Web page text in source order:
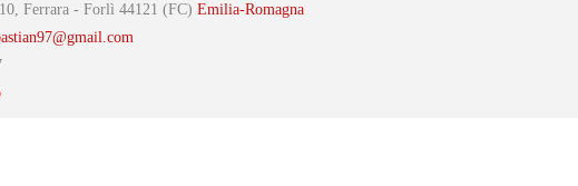
Ferrara - Forlì 44121 (FC) Emilia-Romagna